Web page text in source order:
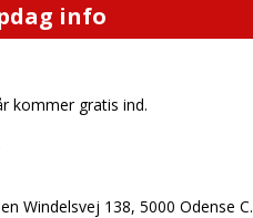
info
kommer gratis ind.
Windelsvej 138, 5000 Odense C.